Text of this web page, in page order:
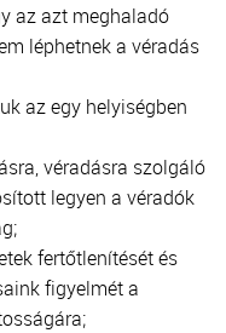
az azt meghaladó
léphetnek a véradás
az egy helyiségben
véradásra szolgáló
legyen a véradók
fertőtlenítését és
figyelmét a